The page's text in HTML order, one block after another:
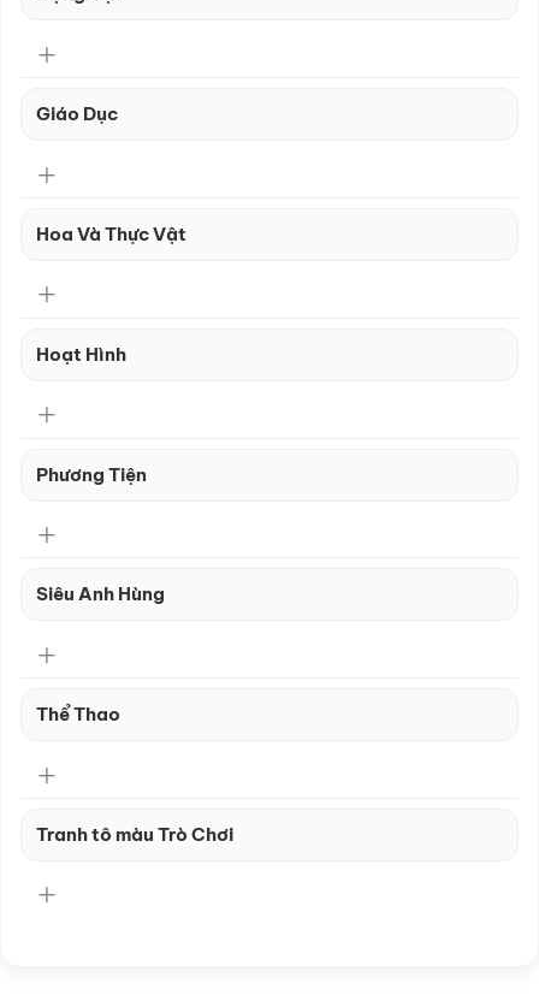
Giáo Dục
Hoa Và Thực Vật
Hoạt Hình
Phương Tiện
Siêu Anh Hùng
Thể Thao
Tranh tô màu Trò Chơi